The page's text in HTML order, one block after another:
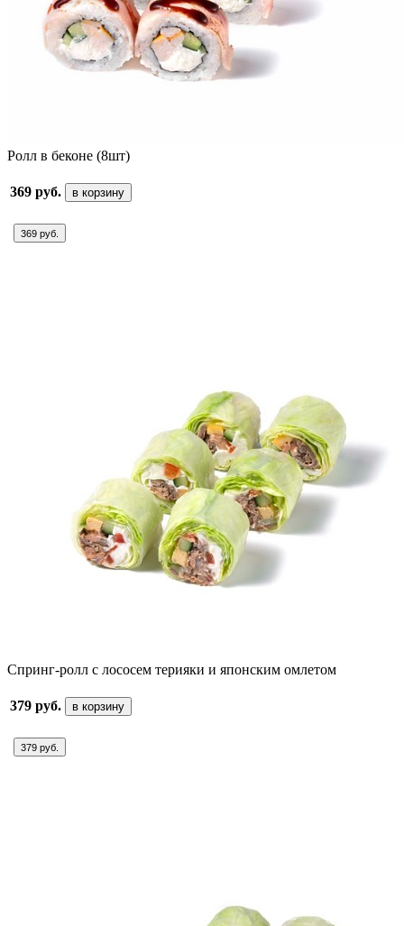
Ролл в беконе (8шт)
369 руб. в корзину
369 руб.
Спринг-ролл с лососем терияки и японским омлетом
379 руб. в корзину
379 руб.